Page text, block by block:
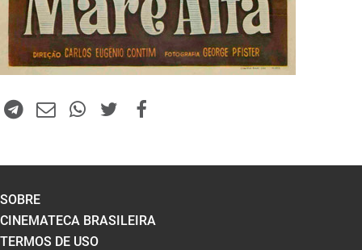
SOBRE
CINEMATECA BRASILEIRA
TERMOS DE USO